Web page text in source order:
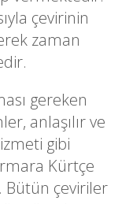
çevirinin
zaman
gereken
anlaşılır ve
gibi
Kürtçe
Bütün çeviriler